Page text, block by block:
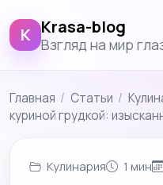
K Krasa-blog
Взгляд на мир
Главная / Cтатьи /
куриной грудкой:
Кулинария 1 мин